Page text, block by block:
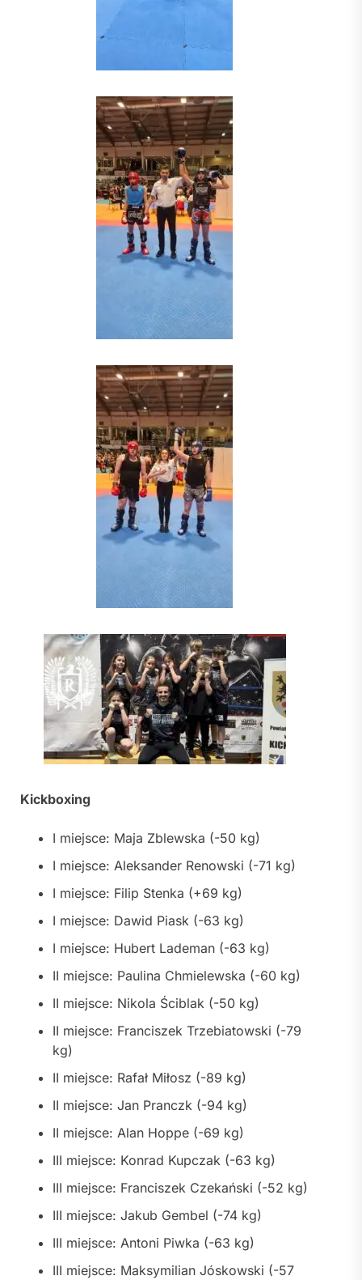
Kickboxing
I miejsce: Maja Zblewska (-50 kg)
I miejsce: Aleksander Renowski (-71 kg)
I miejsce: Filip Stenka (+69 kg)
I miejsce: Dawid Piask (-63 kg)
I miejsce: Hubert Lademan (-63 kg)
II miejsce: Paulina Chmielewska (-60 kg)
II miejsce: Nikola Ściblak (-50 kg)
II miejsce: Franciszek Trzebiatowski (-79
kg)
II miejsce: Rafał Miłosz (-89 kg)
II miejsce: Jan Pranczk (-94 kg)
II miejsce: Alan Hoppe (-69 kg)
III miejsce: Konrad Kupczak (-63 kg)
III miejsce: Franciszek Czekański (-52 kg)
III miejsce: Jakub Gembel (-74 kg)
III miejsce: Antoni Piwka (-63 kg)
III miejsce: Maksymilian Jóskowski (-57